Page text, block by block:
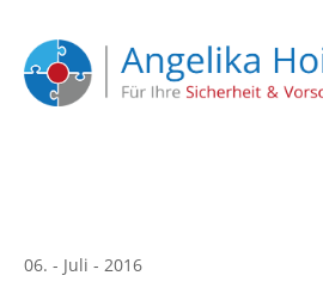
06. - Juli - 2016